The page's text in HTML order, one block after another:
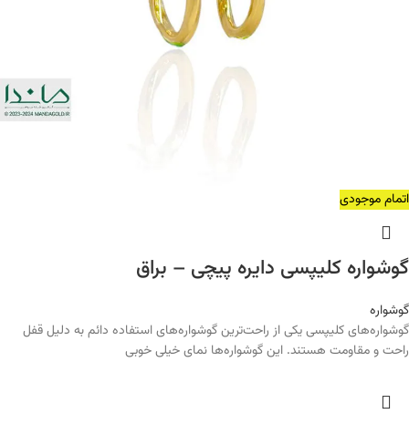
اتمام موجودی
گوشواره کلیپسی دایره پیچی – براق
گوشواره
گوشواره‌های کلیپسی یکی از راحت‌ترین گوشواره‌های استفاده دائم به دلیل قفل
راحت و مقاومت هستند. این گوشواره‌ها نمای خیلی خوبی